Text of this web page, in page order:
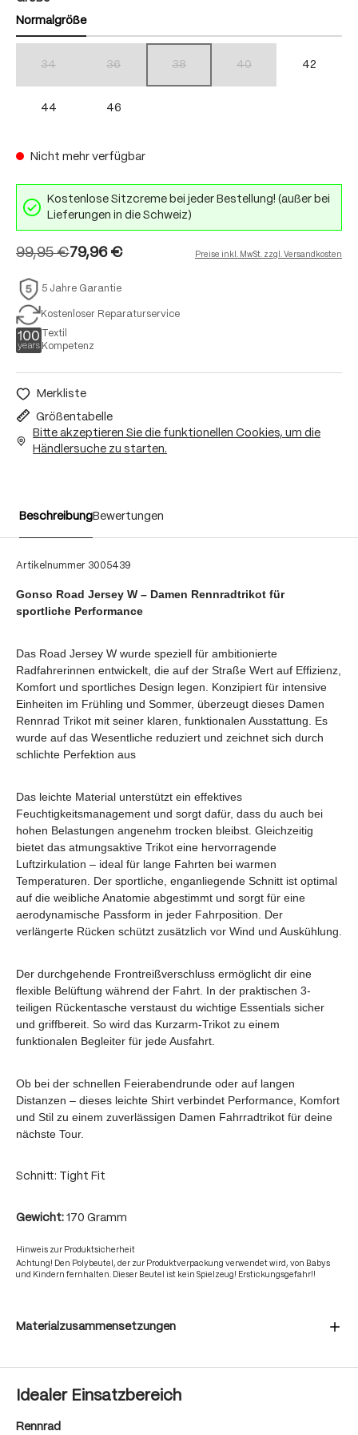
Normalgröße
34 36 38 40 42
44 46
Nicht mehr verfügbar
Kostenlose Sitzcreme bei jeder Bestellung! (außer bei
Lieferungen in die Schweiz)
79,96 €
99,95 € Preise inkl. MwSt. zzgl. Versandkosten
5 Jahre Garantie
Kostenloser Reparaturservice
Textil
Kompetenz
Merkliste
Größentabelle
Bitte akzeptieren Sie die funktionellen Cookies, um die
Händlersuche zu starten.
BeschreibungBewertungen
Artikelnummer 3005439
Gonso Road Jersey W – Damen Rennradtrikot für
sportliche Performance
Das Road Jersey W wurde speziell für ambitionierte
Radfahrerinnen entwickelt, die auf der Straße Wert auf Effizienz,
Komfort und sportliches Design legen. Konzipiert für intensive
Einheiten im Frühling und Sommer, überzeugt dieses Damen
Rennrad Trikot mit seiner klaren, funktionalen Ausstattung. Es
wurde auf das Wesentliche reduziert und zeichnet sich durch
schlichte Perfektion aus
Das leichte Material unterstützt ein effektives
Feuchtigkeitsmanagement und sorgt dafür, dass du auch bei
hohen Belastungen angenehm trocken bleibst. Gleichzeitig
bietet das atmungsaktive Trikot eine hervorragende
Luftzirkulation – ideal für lange Fahrten bei warmen
Temperaturen. Der sportliche, enganliegende Schnitt ist optimal
auf die weibliche Anatomie abgestimmt und sorgt für eine
aerodynamische Passform in jeder Fahrposition. Der
verlängerte Rücken schützt zusätzlich vor Wind und Auskühlung.
Der durchgehende Frontreißverschluss ermöglicht dir eine
flexible Belüftung während der Fahrt. In der praktischen 3-
teiligen Rückentasche verstaust du wichtige Essentials sicher
und griffbereit. So wird das Kurzarm-Trikot zu einem
funktionalen Begleiter für jede Ausfahrt.
Ob bei der schnellen Feierabendrunde oder auf langen
Distanzen – dieses leichte Shirt verbindet Performance, Komfort
und Stil zu einem zuverlässigen Damen Fahrradtrikot für deine
nächste Tour.
Schnitt: Tight Fit
Gewicht: 170 Gramm
Hinweis zur Produktsicherheit
Achtung! Den Polybeutel, der zur Produktverpackung verwendet wird, von Babys
und Kindern fernhalten. Dieser Beutel ist kein Spielzeug! Erstickungsgefahr!!
Materialzusammensetzungen
Idealer Einsatzbereich
Rennrad